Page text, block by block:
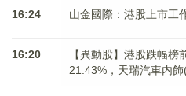
16:24 山金國際：港股上市工
16:20
【異動股】港股跌幅
21.43%，天瑞汽車内